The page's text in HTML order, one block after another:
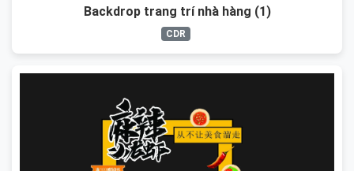
Backdrop trang trí nhà hàng (1)
CDR